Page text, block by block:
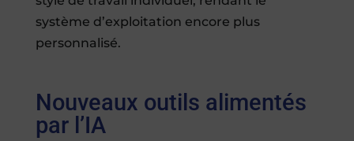
système d’exploitation encore plus
personnalisé.
Nouveaux outils alimentés
par l’IA